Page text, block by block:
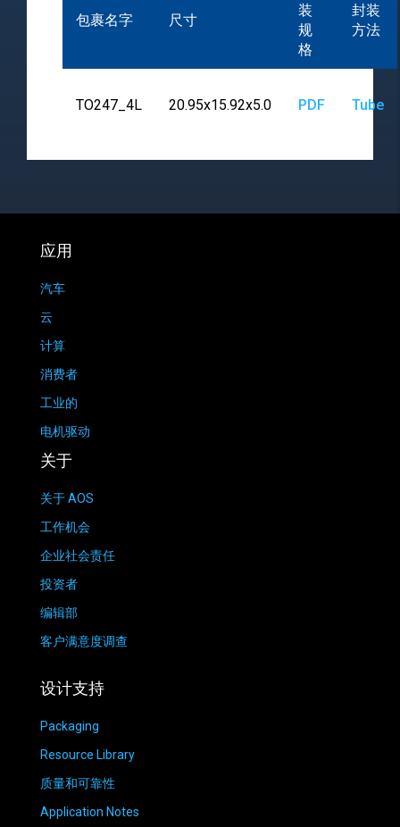
包裹名字 尺寸
装
规
格
封装
方法
TO247_4L 20.95x15.92x5.0 PDF Tube
应用
汽车
云
计算
消费者
工业的
电机驱动
关于
关于 AOS
工作机会
企业社会责任
投资者
编辑部
客户满意度调查
设计支持
Packaging
Resource Library
质量和可靠性
Application Notes